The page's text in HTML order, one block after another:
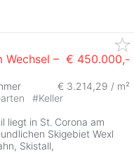
Wechsel – € 450.000,-
€ 3.214,29 / m²
#Keller
liegt in St. Corona am
Skigebiet Wexl
Skistall,